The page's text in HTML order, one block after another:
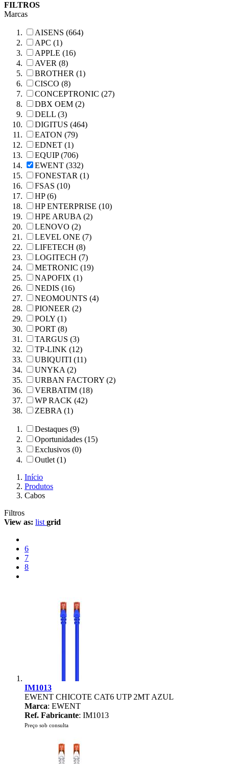
FILTROS
Marcas
AISENS (664)
APC (1)
APPLE (16)
AVER (8)
BROTHER (1)
CISCO (8)
CONCEPTRONIC (27)
DBX OEM (2)
DELL (3)
DIGITUS (464)
EATON (79)
EDNET (1)
EQUIP (706)
EWENT (332)
FONESTAR (1)
FSAS (10)
HP (6)
HP ENTERPRISE (10)
HPE ARUBA (2)
LENOVO (2)
LEVEL ONE (7)
LIFETECH (8)
LOGITECH (7)
METRONIC (19)
NAPOFIX (1)
NEDIS (16)
NEOMOUNTS (4)
PIONEER (2)
POLY (1)
PORT (8)
TARGUS (3)
TP-LINK (12)
UBIQUITI (11)
UNYKA (2)
URBAN FACTORY (2)
VERBATIM (18)
WP RACK (42)
ZEBRA (1)
Destaques (9)
Oportunidades (15)
Exclusivos (0)
Outlet (1)
Início
Produtos
Cabos
Filtros
View as: list grid
6
7
8
IM1013
EWENT CHICOTE CAT6 UTP 2MT AZUL
Marca: EWENT
Ref. Fabricante: IM1013
Preço sob consulta